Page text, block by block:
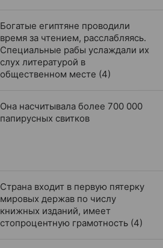
Богатые египтяне проводили
время за чтением, расслабляясь.
Специальные рабы услаждали их
слух литературой в
общественном месте (4)
Она насчитывала более 700 000
папирусных свитков
Страна входит в первую пятерку
мировых держав по числу
книжных изданий, имеет
стопроцентную грамотность (4)